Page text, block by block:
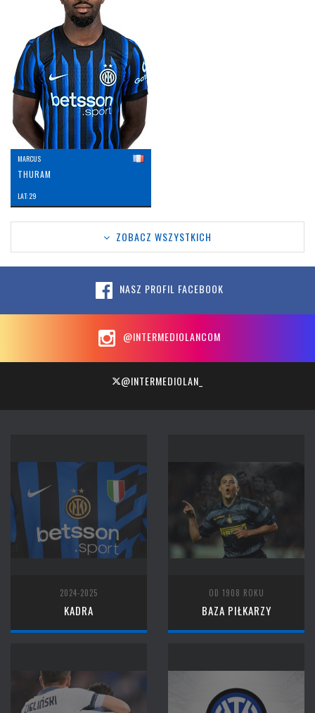
MARCUS
THURAM
LAT: 29
ZOBACZ WSZYSTKICH
NASZ PROFIL FACEBOOK
@INTERMEDIOLANCOM
@INTERMEDIOLAN_
2024-2025
KADRA
OD 1908 ROKU
BAZA PIŁKARZY